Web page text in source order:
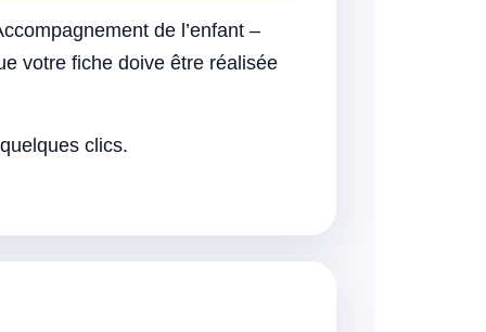
de l’enfant –
votre fiche doive être réalisée
clics.